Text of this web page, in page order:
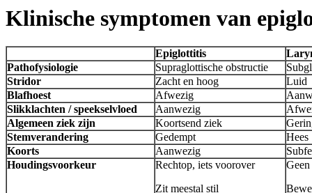
Klinische symptomen van
Epiglottitis
Pathofysiologie
Supraglottische obstructie
Stridor
Zacht en hoog
Luid
Blafhoest
Afwezig
Slikklachten / speekselvloed
Aanwezig
Algemeen ziek zijn
Koortsend ziek
Stemverandering
Gedempt
Hees
Koorts
Aanwezig
Houdingsvoorkeur
Rechtop, iets voorover
Zit meestal stil